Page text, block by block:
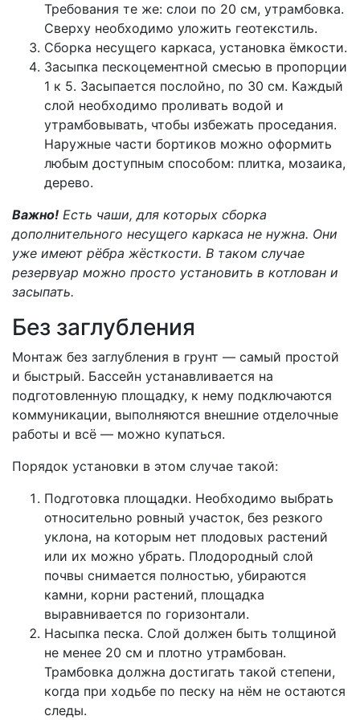
Требования те же: слои по 20 см, утрамбовка.
Сверху необходимо уложить геотекстиль.
Сборка несущего каркаса, установка ёмкости.
Засыпка пескоцементной смесью в пропорции
1 к 5. Засыпается послойно, по 30 см. Каждый
слой необходимо проливать водой и
утрамбовывать, чтобы избежать проседания.
Наружные части бортиков можно оформить
любым доступным способом: плитка, мозаика,
дерево.
Важно! Есть чаши, для которых сборка
дополнительного несущего каркаса не нужна. Они
уже имеют рёбра жёсткости. В таком случае
резервуар можно просто установить в котлован и
засыпать.
Без заглубления
Монтаж без заглубления в грунт — самый простой
и быстрый. Бассейн устанавливается на
подготовленную площадку, к нему подключаются
коммуникации, выполняются внешние отделочные
работы и всё — можно купаться.
Порядок установки в этом случае такой:
Подготовка площадки. Необходимо выбрать
относительно ровный участок, без резкого
уклона, на которым нет плодовых растений
или их можно убрать. Плодородный слой
почвы снимается полностью, убираются
камни, корни растений, площадка
выравнивается по горизонтали.
Насыпка песка. Слой должен быть толщиной
не менее 20 см и плотно утрамбован.
Трамбовка должна достигать такой степени,
когда при ходьбе по песку на нём не остаются
следы.